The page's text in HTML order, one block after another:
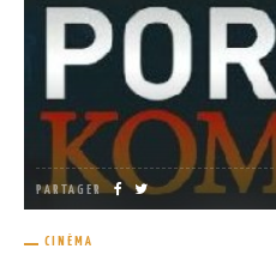
PARTAGER
CINÉMA